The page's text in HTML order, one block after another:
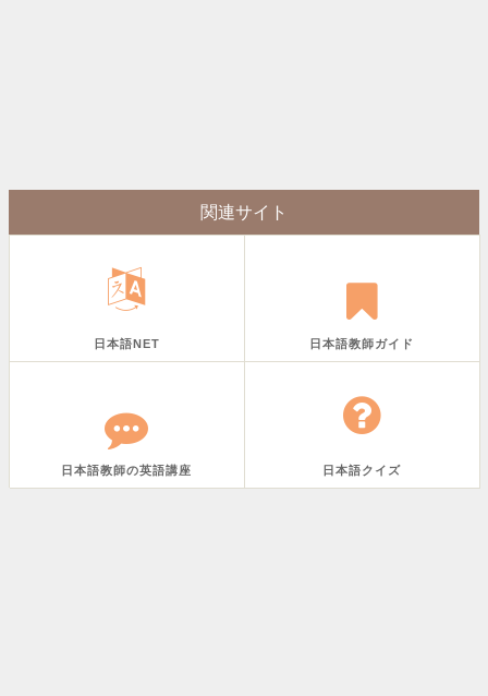
関連サイト
日本語NET 日本語教師ガイド
日本語教師の英語講座 日本語クイズ